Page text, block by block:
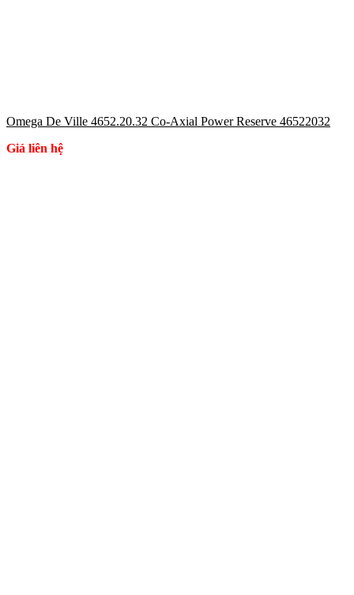
Omega De Ville 4652.20.32 Co-Axial Power Reserve 46522032
Giá liên hệ